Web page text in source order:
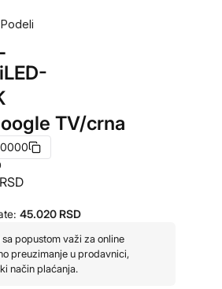
Podeli
TV/crna
RSD
45.020 RSD
popustom važi za online
preuzimanje u prodavnici,
način plaćanja.